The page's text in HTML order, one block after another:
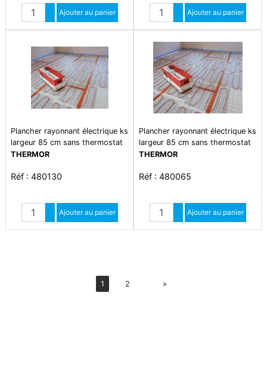
Quantité
Augmenter quantité
Diminuer quantité
Ajouter au panier Quantité
Augmenter quantité
Diminuer quantité
Ajouter au panier
Plancher rayonnant électrique ks
largeur 85 cm sans thermostat
0780w
THERMOR
Réf : 480130
Quantité
Augmenter quantité
Diminuer quantité
Ajouter au panier
Plancher rayonnant électrique ks
largeur 85 cm sans thermostat
0650w
THERMOR
Réf : 480065
Quantité
Augmenter quantité
Diminuer quantité
Ajouter au panier
1 2 »Suiv